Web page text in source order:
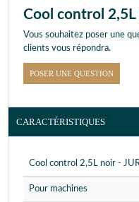
Cool control
Vous souhaitez poser une
clients vous répondra.
POSER UNE QUESTION
CARACTÉRISTIQUES
Cool control 2,5L noir -
Pour machines